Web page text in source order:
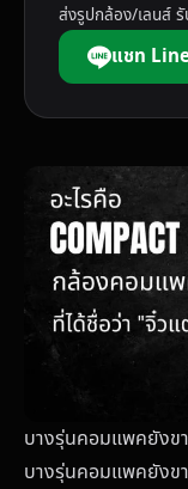
ส่งรูปกล้อง/เลนส์ รั
แชท
บางรุ่นคอมแพคยังข
บางรุ่นคอมแพคยังข